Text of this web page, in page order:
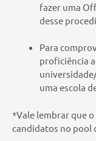
fazer uma
desse
Para
proficiência
uma escola
*Vale lembrar que
candidatos no pool